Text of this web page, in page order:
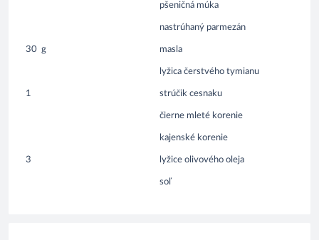
pšeničná múka
nastrúhaný parmezán
30 g masla
lyžica čerstvého tymianu
1 strúčik cesnaku
čierne mleté korenie
kajenské korenie
3 lyžice olivového oleja
soľ